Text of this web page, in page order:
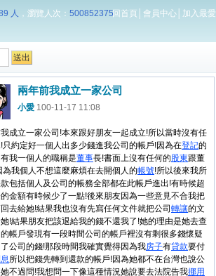
人 ，瀏覽人次： 500852375回首頁 會員中心 加入最愛
兩年前我成立一家公司
小愛 100-11-17 11:08
成立一家公司!本來跟好朋友一起成立!所以當時沒有任
只約定好一個人出多少錢進我公司的帳戶!因為在登記的
我一個人的職稱是董事長!書面上沒有任何的股東跟董
為我個人不想這麼麻煩在去開個人的帳號!所以後來我所
包括個人及公司的帳務全部都在此帳戶進出!有時候超
金額有時候少了一點!後來朋友因為一些意見不合我把
去給她!結果我也沒有先寫任何文件就把公司 轉讓的文
!結果朋友把該退給我的錢不還我了!她的理由是她去查
帳戶發現有一段時間公司的帳戶裡沒有剩很多錢懷疑
公司的錢!那段時間我確實覺得因為我房子有貸款要付
所以把錢先轉到還款的帳戶!因為她都不在台灣也說公
不過問!我想問一下像這種情況她說要去法院告我挪用